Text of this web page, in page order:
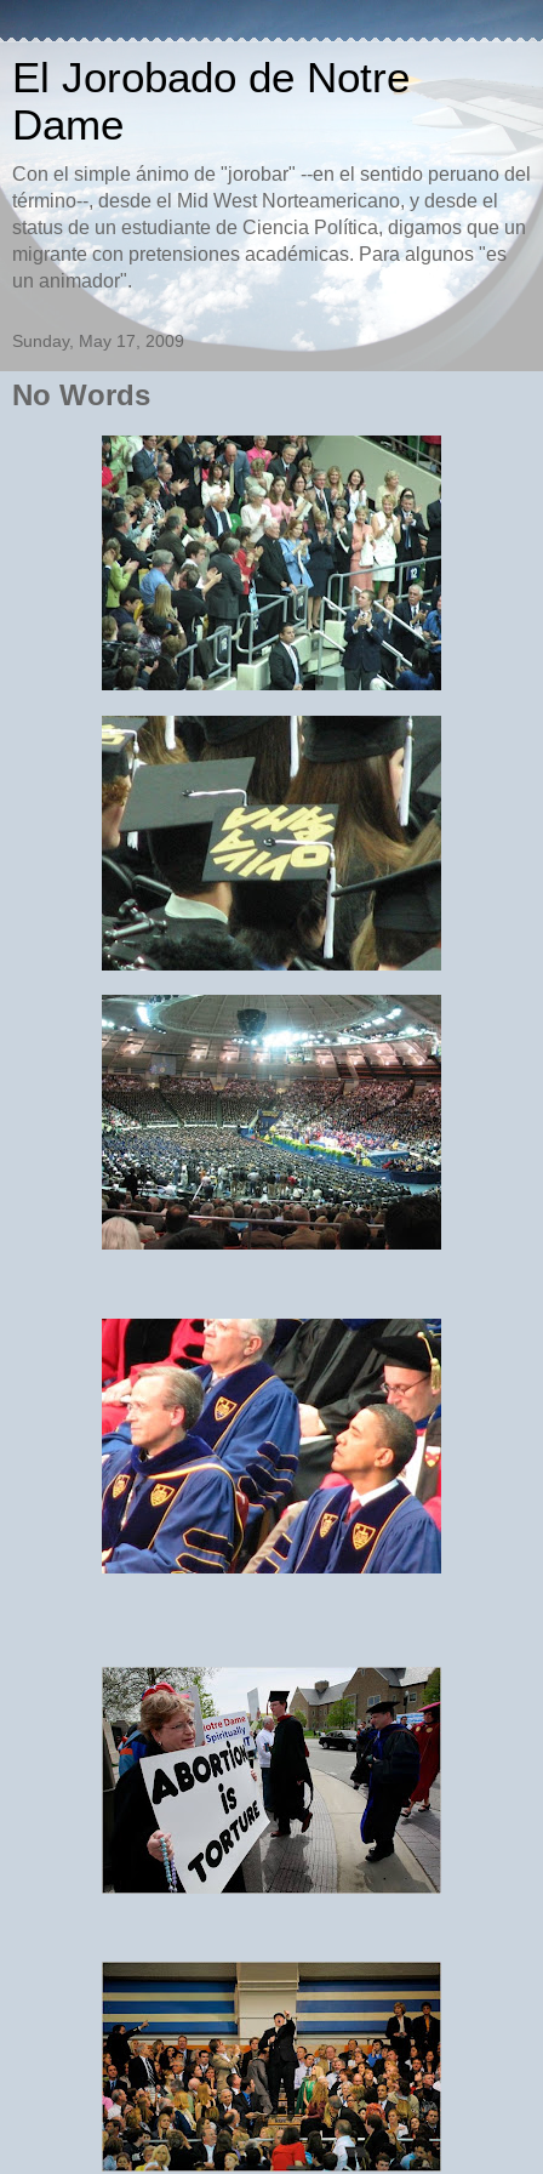
El Jorobado de Notre
Dame
Con el simple ánimo de "jorobar" --en el sentido peruano del
término--, desde el Mid West Norteamericano, y desde el
status de un estudiante de Ciencia Política, digamos que un
migrante con pretensiones académicas. Para algunos "es
un animador".
Sunday, May 17, 2009
No Words